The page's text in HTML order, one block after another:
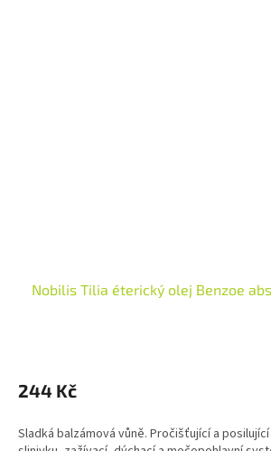
Nobilis Tilia éterický olej Benzoe
produktu
je
z
244 Kč
Sladká balzámová vůně. Pročišťující a